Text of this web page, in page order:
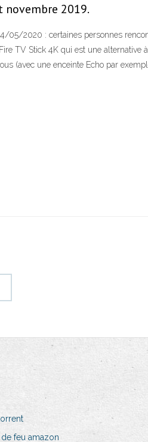
novembre 2019.
05/2020 : certaines personnes
TV Stick 4K qui est une
(avec une enceinte Echo par
feu amazon